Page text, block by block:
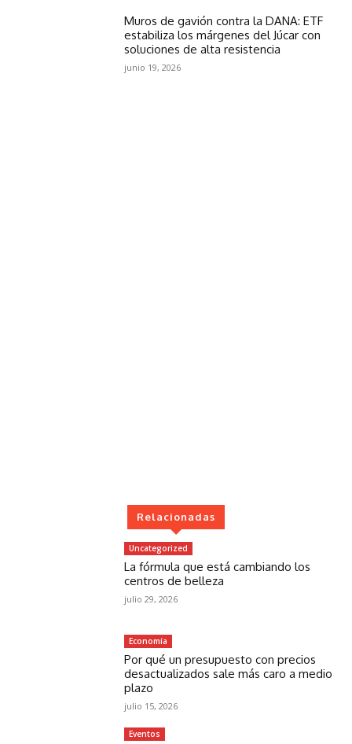
Muros de gavión contra la DANA: ETF
estabiliza los márgenes del Júcar con
soluciones de alta resistencia
junio 19, 2026
Relacionadas
Uncategorized
La fórmula que está cambiando los
centros de belleza
julio 29, 2026
Economía
Por qué un presupuesto con precios
desactualizados sale más caro a medio
plazo
julio 15, 2026
Eventos